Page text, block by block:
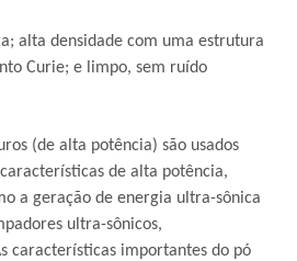
alta densidade com uma estrutura
Curie; e limpo, sem ruído
(de alta potência) são usados
de alta potência,
a geração de energia ultra-sônica
ultra-sônicos,
características importantes do pó